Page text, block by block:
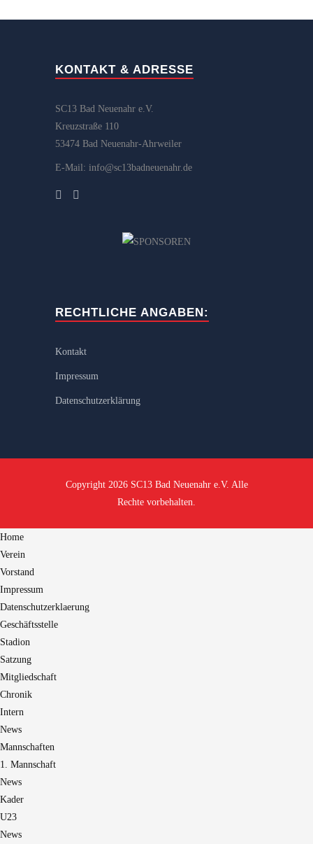
KONTAKT & ADRESSE
SC13 Bad Neuenahr e.V.
Kreuzstraße 110
53474 Bad Neuenahr-Ahrweiler
E-Mail: info@sc13badneuenahr.de
RECHTLICHE ANGABEN:
Kontakt
Impressum
Datenschutzerklärung
Copyright 2026 SC13 Bad Neuenahr e.V. Alle
Rechte vorbehalten.
Home
Verein
Vorstand
Impressum
Datenschutzerklaerung
Geschäftsstelle
Stadion
Satzung
Mitgliedschaft
Chronik
Intern
News
Mannschaften
1. Mannschaft
News
Kader
U23
News